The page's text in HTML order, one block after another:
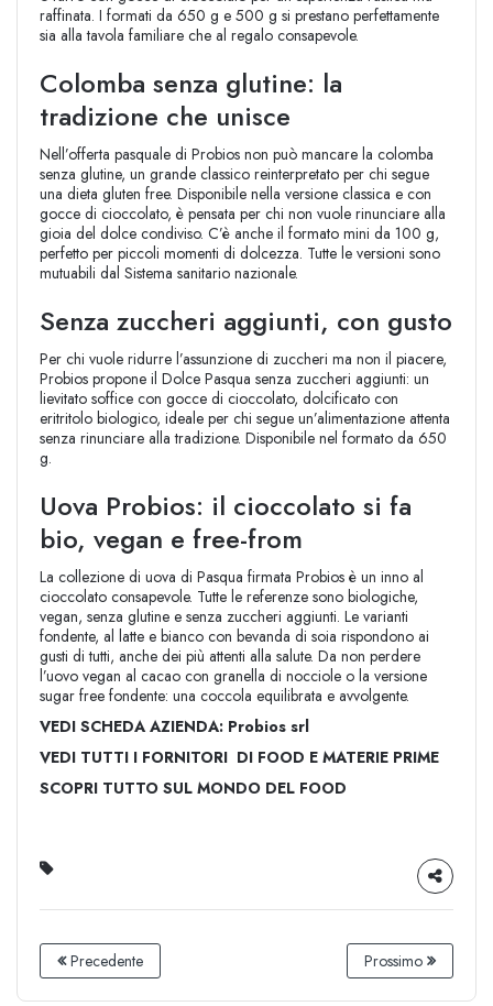
raffinata. I formati da 650 g e 500 g si prestano perfettamente
sia alla tavola familiare che al regalo consapevole.
Colomba senza glutine: la
tradizione che unisce
Nell’offerta pasquale di Probios non può mancare la colomba
senza glutine, un grande classico reinterpretato per chi segue
una dieta gluten free. Disponibile nella versione classica e con
gocce di cioccolato, è pensata per chi non vuole rinunciare alla
gioia del dolce condiviso. C’è anche il formato mini da 100 g,
perfetto per piccoli momenti di dolcezza. Tutte le versioni sono
mutuabili dal Sistema sanitario nazionale.
Senza zuccheri aggiunti, con gusto
Per chi vuole ridurre l’assunzione di zuccheri ma non il piacere,
Probios propone il Dolce Pasqua senza zuccheri aggiunti: un
lievitato soffice con gocce di cioccolato, dolcificato con
eritritolo biologico, ideale per chi segue un’alimentazione attenta
senza rinunciare alla tradizione. Disponibile nel formato da 650
g.
Uova Probios: il cioccolato si fa
bio, vegan e free-from
La collezione di uova di Pasqua firmata Probios è un inno al
cioccolato consapevole. Tutte le referenze sono biologiche,
vegan, senza glutine e senza zuccheri aggiunti. Le varianti
fondente, al latte e bianco con bevanda di soia rispondono ai
gusti di tutti, anche dei più attenti alla salute. Da non perdere
l’uovo vegan al cacao con granella di nocciole o la versione
sugar free fondente: una coccola equilibrata e avvolgente.
VEDI SCHEDA AZIENDA: Probios srl
VEDI TUTTI I FORNITORI DI FOOD E MATERIE PRIME
SCOPRI TUTTO SUL MONDO DEL FOOD
Precedente Prossimo